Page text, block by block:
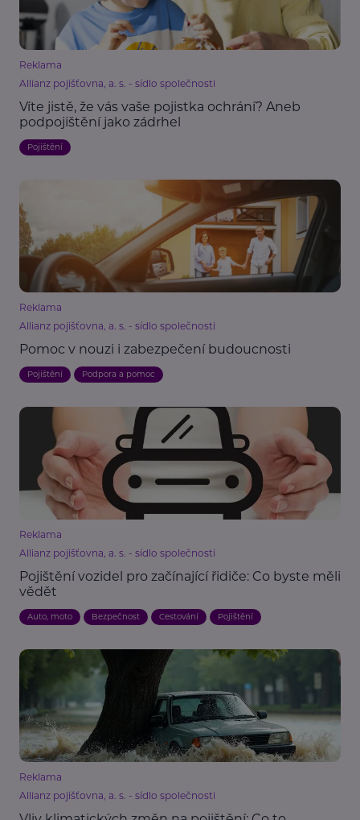
Reklama
Allianz pojišťovna, a. s. - sídlo společnosti
Víte jistě, že vás vaše pojistka ochrání? Aneb
podpojištění jako zádrhel
Pojištění
Reklama
Allianz pojišťovna, a. s. - sídlo společnosti
Pomoc v nouzi i zabezpečení budoucnosti
Pojištění Podpora a pomoc
Reklama
Allianz pojišťovna, a. s. - sídlo společnosti
Pojištění vozidel pro začínající řidiče: Co byste měli
vědět
Auto, moto Bezpečnost Cestování Pojištění
Reklama
Allianz pojišťovna, a. s. - sídlo společnosti